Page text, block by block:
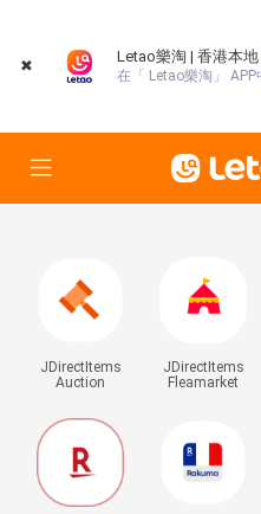
✖
Letao樂淘 | 香港本
在「 Letao樂淘」 APP
JDirectItems
Auction
JDirectItems
Fleamarket